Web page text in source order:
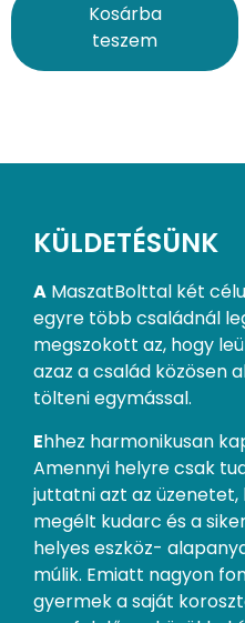
Kosárba
teszem
KÜLDETÉSÜNK
A MaszatBolttal két
egyre több családnál
megszokott az, hogy
azaz a család közösen
tölteni egymással.
Ehhez harmonikusan
Amennyi helyre csak
juttatni azt az üzenetet,
megélt kudarc és a
helyes eszköz-
múlik. Emiatt nagyon
gyermek a saját